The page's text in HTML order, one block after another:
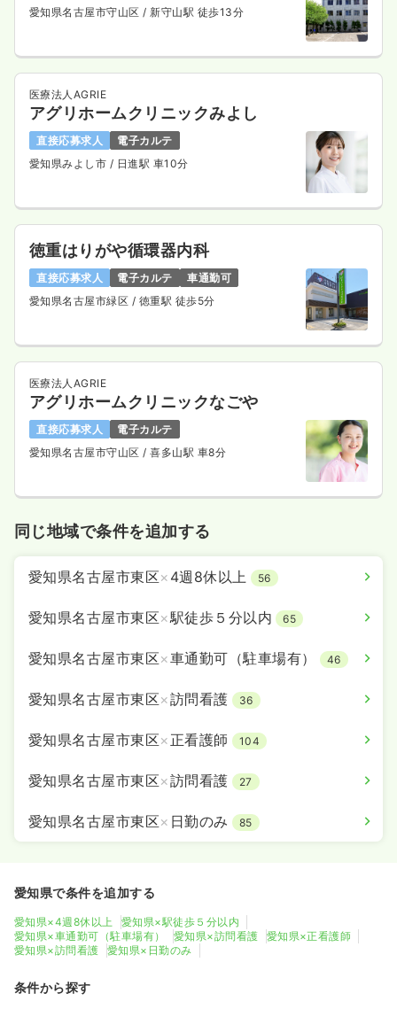
愛知県名古屋市守山区 / 新守山駅 徒歩13分
医療法人AGRIE
アグリホームクリニックみよし
直接応募求人
電子カルテ
愛知県みよし市 / 日進駅 車10分
徳重はりがや循環器内科
直接応募求人 電子カルテ
車通勤可
愛知県名古屋市緑区 / 徳重駅 徒歩5分
医療法人AGRIE
アグリホームクリニックなごや
直接応募求人
電子カルテ
愛知県名古屋市守山区 / 喜多山駅 車8分
同じ地域で条件を追加する
愛知県名古屋市東区× 4週8休以上 56
愛知県名古屋市東区×駅徒歩５分以内 65
愛知県名古屋市東区×車通勤可（駐車場有） 46
愛知県名古屋市東区×訪問看護 36
愛知県名古屋市東区× 正看護師 104
愛知県名古屋市東区×訪問看護 27
愛知県名古屋市東区× 日勤のみ 85
愛知県で条件を追加する
愛知県×4週8休以上
愛知県×駅徒歩５分以内
愛知県×車通勤可（駐車場有）
愛知県×訪問看護
愛知県×正看護師
愛知県×訪問看護
愛知県×日勤のみ
条件から探す